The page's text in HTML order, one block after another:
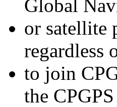
Global
or satellite
regardless
to join
the